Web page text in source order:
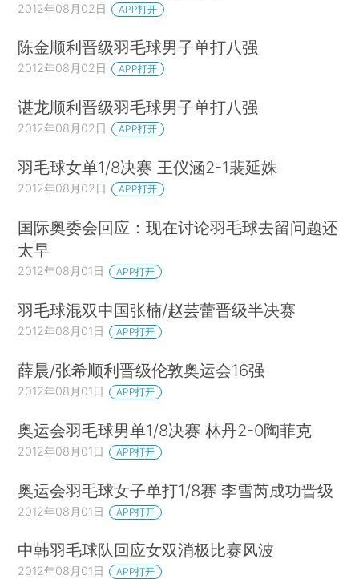
2012年08月02日 APP打开
陈金顺利晋级羽毛球男子单打八强
2012年08月02日 APP打开
谌龙顺利晋级羽毛球男子单打八强
2012年08月02日 APP打开
羽毛球女单1/8决赛 王仪涵2-1裴延姝
2012年08月02日 APP打开
国际奥委会回应：现在讨论羽毛球去留问题还
太早
2012年08月01日 APP打开
羽毛球混双中国张楠/赵芸蕾晋级半决赛
2012年08月01日 APP打开
薛晨/张希顺利晋级伦敦奥运会16强
2012年08月01日 APP打开
奥运会羽毛球男单1/8决赛 林丹2-0陶菲克
2012年08月01日 APP打开
奥运会羽毛球女子单打1/8赛 李雪芮成功晋级
2012年08月01日 APP打开
中韩羽毛球队回应女双消极比赛风波
2012年08月01日 APP打开